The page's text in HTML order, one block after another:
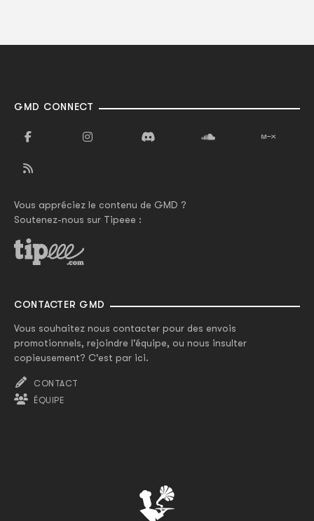
GMD CONNECT
Vous appréciez le contenu de GMD ?
Soutenez-nous sur Tipeee :
CONTACTER GMD
Vous souhaitez nous contacter pour des envois
promotionnels, rejoindre l'équipe, ou nous insulter
copieusement? C'est par ici.
CONTACT
ÉQUIPE